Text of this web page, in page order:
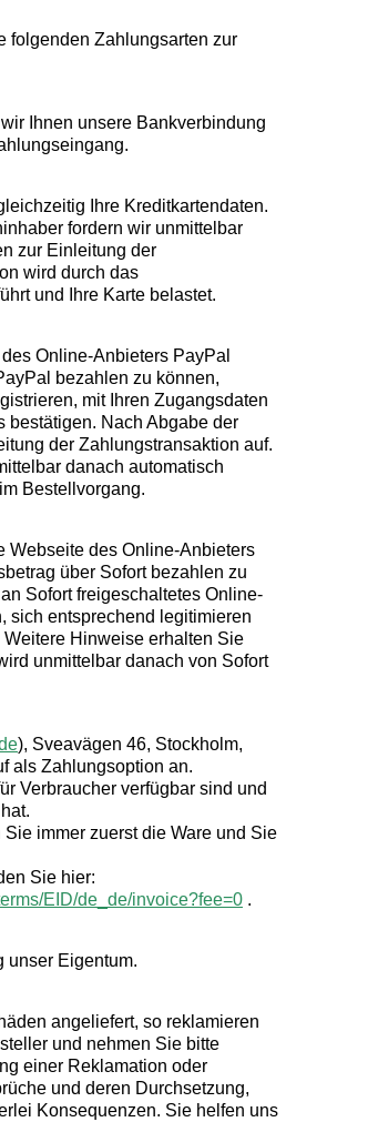
folgenden Zahlungsarten zur
Ihnen unsere Bankverbindung
Ihre Kreditkartendaten.
fordern wir unmittelbar
zur Einleitung der
wird durch das
und Ihre Karte belastet.
Online-Anbieters PayPal
bezahlen zu können,
mit Ihren Zugangsdaten
bestätigen. Nach Abgabe der
der Zahlungstransaktion auf.
danach automatisch
Bestellvorgang.
Webseite des Online-Anbieters
über Sofort bezahlen zu
Sofort freigeschaltetes Online-
sich entsprechend legitimieren
Hinweise erhalten Sie
unmittelbar danach von Sofort
), Sveavägen 46, Stockholm,
als Zahlungsoption an.
Verbraucher verfügbar sind und
immer zuerst die Ware und Sie
Sie hier:
EID/de_de/invoice?fee=0 .
unser Eigentum.
angeliefert, so reklamieren
und nehmen Sie bitte
einer Reklamation oder
und deren Durchsetzung,
Konsequenzen. Sie helfen uns